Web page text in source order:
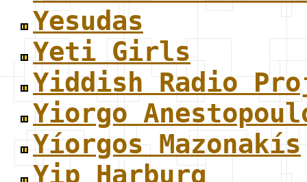
Yesudas
Yeti Girls
Yiddish Radio
Yiorgo
Yíorgos Mazonakís
Yip Harburg